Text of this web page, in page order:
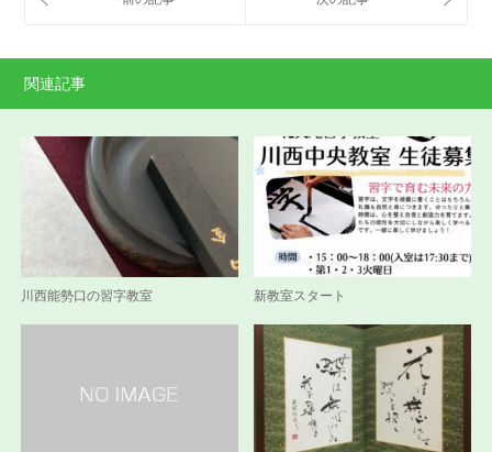
関連記事
川西能勢口の習字教室 新教室スタート